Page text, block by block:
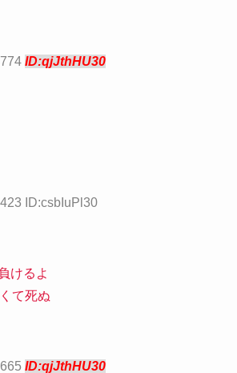
ID:qjJthHU30
ID:csbIuPl30
けるよ
て死ぬ
ID:qjJthHU30